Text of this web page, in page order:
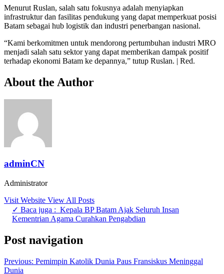
Menurut Ruslan, salah satu fokusnya adalah menyiapkan
infrastruktur dan fasilitas pendukung yang dapat memperkuat posisi
Batam sebagai hub logistik dan industri penerbangan nasional.
“Kami berkomitmen untuk mendorong pertumbuhan industri MRO
menjadi salah satu sektor yang dapat memberikan dampak positif
terhadap ekonomi Batam ke depannya,” tutup Ruslan. | Red.
About the Author
adminCN
Administrator
Visit Website View All Posts
✓ Baca juga : Kepala BP Batam Ajak Seluruh Insan
Kementrian Agama Curahkan Pengabdian
Post navigation
Previous: Pemimpin Katolik Dunia Paus Fransiskus Meninggal
Dunia